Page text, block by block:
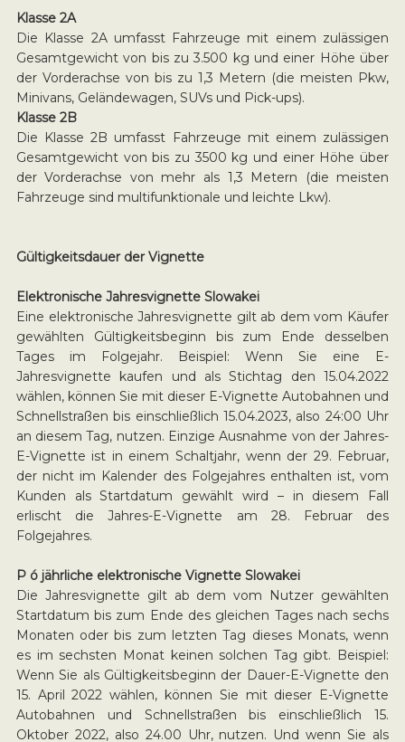
Klasse 2A
Die Klasse 2A umfasst Fahrzeuge mit einem zulässigen
Gesamtgewicht von bis zu 3.500 kg und einer Höhe über
der Vorderachse von bis zu 1,3 Metern (die meisten Pkw,
Minivans, Geländewagen, SUVs und Pick-ups).
Klasse 2B
Die Klasse 2B umfasst Fahrzeuge mit einem zulässigen
Gesamtgewicht von bis zu 3500 kg und einer Höhe über
der Vorderachse von mehr als 1,3 Metern (die meisten
Fahrzeuge sind multifunktionale und leichte Lkw).
Gültigkeitsdauer der Vignette
Elektronische Jahresvignette Slowakei
Eine elektronische Jahresvignette gilt ab dem vom Käufer
gewählten Gültigkeitsbeginn bis zum Ende desselben
Tages im Folgejahr. Beispiel: Wenn Sie eine E-
Jahresvignette kaufen und als Stichtag den 15.04.2022
wählen, können Sie mit dieser E-Vignette Autobahnen und
Schnellstraßen bis einschließlich 15.04.2023, also 24:00 Uhr
an diesem Tag, nutzen. Einzige Ausnahme von der Jahres-
E-Vignette ist in einem Schaltjahr, wenn der 29. Februar,
der nicht im Kalender des Folgejahres enthalten ist, vom
Kunden als Startdatum gewählt wird – in diesem Fall
erlischt die Jahres-E-Vignette am 28. Februar des
Folgejahres.
P ó jährliche elektronische Vignette Slowakei
Die Jahresvignette gilt ab dem vom Nutzer gewählten
Startdatum bis zum Ende des gleichen Tages nach sechs
Monaten oder bis zum letzten Tag dieses Monats, wenn
es im sechsten Monat keinen solchen Tag gibt. Beispiel:
Wenn Sie als Gültigkeitsbeginn der Dauer-E-Vignette den
15. April 2022 wählen, können Sie mit dieser E-Vignette
Autobahnen und Schnellstraßen bis einschließlich 15.
Oktober 2022, also 24.00 Uhr, nutzen. Und wenn Sie als